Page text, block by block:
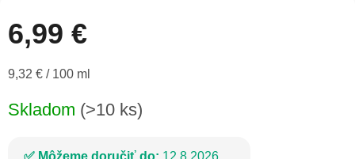
6,99 €
Jednotková
9,32 € / 100 ml
Skladom (>10 ks)
Môžeme doručiť do: 12.8.2026